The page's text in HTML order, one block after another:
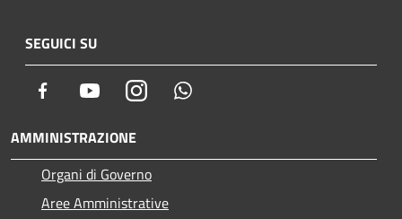
SEGUICI SU
Facebook YoutubeInstagram
AMMINISTRAZIONE
Organi di Governo
Aree Amministrative